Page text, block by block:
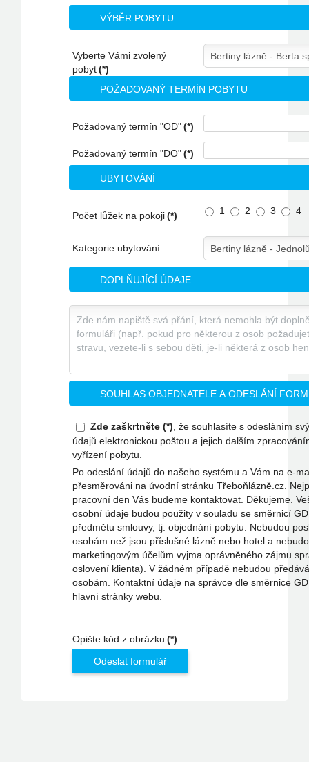
VÝBĚR POBYTU
Vyberte Vámi zvolený
pobyt(*)
POŽADOVANÝ TERMÍN POBYTU
Požadovaný termín "OD"(*)
Požadovaný termín "DO"(*)
UBYTOVÁNÍ
Počet lůžek na pokoji(*) 1 2 3 4
Kategorie ubytování
DOPLŇUJÍCÍ ÚDAJE
SOUHLAS OBJEDNATELE A ODESLÁNÍ
Zde zaškrtněte (*) , že souhlasíte s odesláním
údajů elektronickou poštou a jejich dalším
vyřízení pobytu.
Po odeslání údajů do našeho systému a Vám na e-
přesměrováni na úvodní stránku Třeboňlázně.cz.
pracovní den Vás budeme kontaktovat. Děkujeme.
osobní údaje budou použity v souladu se směrnicí
předmětu smlouvy, tj. objednání pobytu. Nebudou
osobám než jsou příslušné lázně nebo hotel a
marketingovým účelům vyjma oprávněného zájmu
oslovení klienta). V žádném případě nebudou
osobám. Kontaktní údaje na správce dle směrnice
hlavní stránky webu.
Opište kód z obrázku (*)